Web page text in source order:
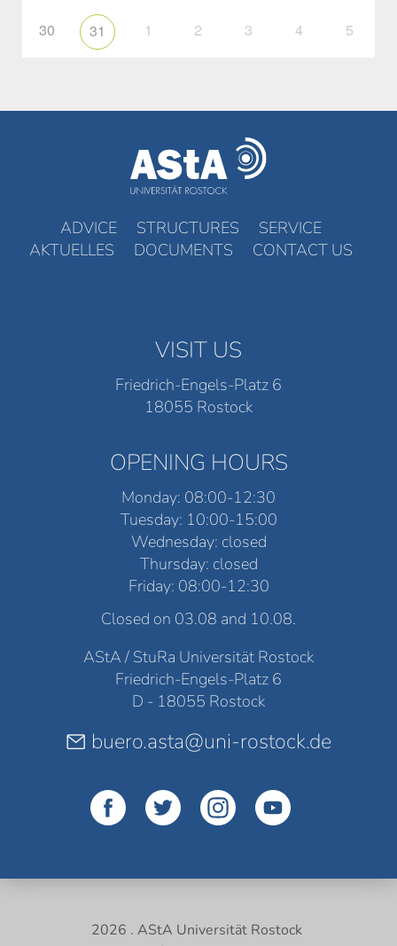
30 31 1 2 3 4 5
ADVICE STRUCTURES
SERVICE
AKTUELLES
DOCUMENTS CONTACT US
VISIT US
Friedrich-Engels-Platz 6
18055 Rostock
OPENING HOURS
Monday: 08:00-12:30
Tuesday: 10:00-15:00
Wednesday: closed
Thursday: closed
Friday: 08:00-12:30
Closed on 03.08 and 10.08.
AStA / StuRa Universität Rostock
Friedrich-Engels-Platz 6
D - 18055 Rostock
buero.asta@uni-rostock.de
2026 . AStA Universität Rostock